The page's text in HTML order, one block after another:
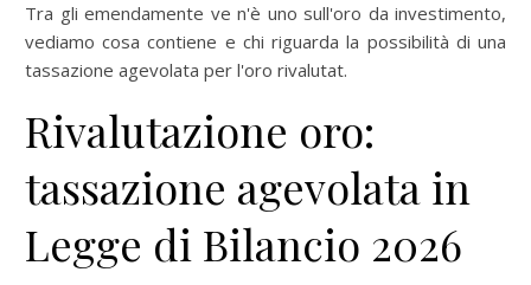
Tra gli emendamente ve n'è uno sull'oro da investimento,
vediamo cosa contiene e chi riguarda la possibilità di una
tassazione agevolata per l'oro rivalutat.
Rivalutazione oro:
tassazione agevolata in
Legge di Bilancio 2026